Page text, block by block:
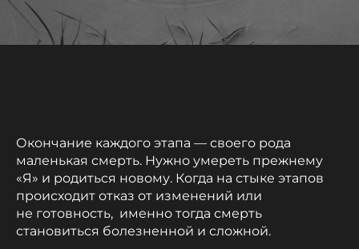
Окончание каждого этапа — своего рода
маленькая смерть. Нужно умереть прежнему
«Я» и родиться новому. Когда на стыке этапов
происходит отказ от изменений или
не готовность, именно тогда смерть
становиться болезненной и сложной.